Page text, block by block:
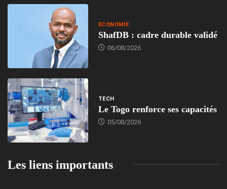
ECONOMIE
ShafDB : cadre durable validé
06/08/2026
TECH
Le Togo renforce ses capacités
05/08/2026
Les liens importants